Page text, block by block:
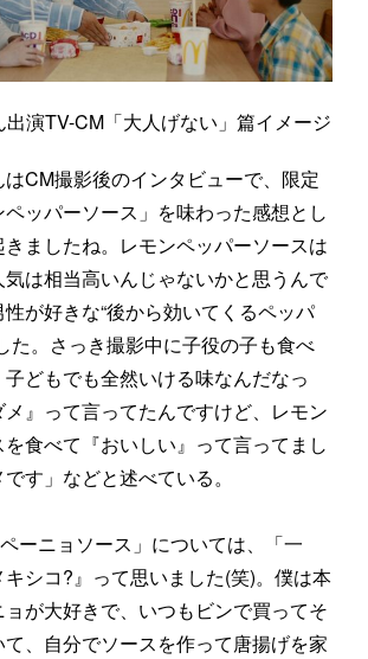
演TV-CM「大人げない」篇イメージ
CM撮影後のインタビューで、限定
ッパーソース」を味わった感想とし
ましたね。レモンペッパーソースは
は相当高いんじゃないかと思うんで
が好きな“後から効いてくるペッパ
た。さっき撮影中に子役の子も食べ
どもでも全然いける味なんだなっ
』って言ってたんですけど、レモン
食べて『おいしい』って言ってまし
す」などと述べている。
ーニョソース」については、「一
シコ?』って思いました(笑)。僕は本
が大好きで、いつもビンで買ってそ
、自分でソースを作って唐揚げを家